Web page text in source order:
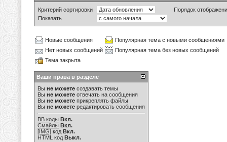
Критерий сортировки
Порядок
Показать
Новые сообщения
Популярная тема с новыми сообщениями
Нет новых сообщений
Популярная тема без новых сообщений
Тема закрыта
Ваши права в разделе
Вы не можете создавать темы
Вы не можете отвечать на сообщения
Вы не можете прикреплять файлы
Вы не можете редактировать сообщения
BB коды Вкл.
Смайлы Вкл.
[IMG] код Вкл.
HTML код Выкл.